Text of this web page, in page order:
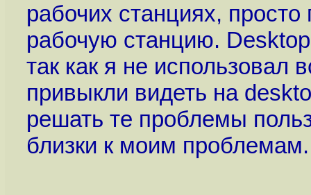
рабочих станциях,
рабочую станцию.
так как я не использовал
привыкли видеть на
решать те проблемы
близки к моим проблемам.